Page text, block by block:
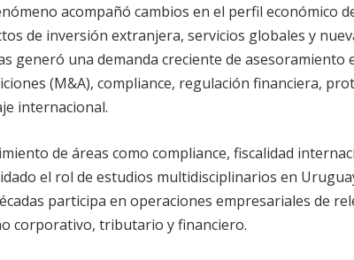
acompañó cambios en el perfil económico
de inversión extranjera, servicios globales y
generó una demanda creciente de asesoramiento
(M&A), compliance, regulación financiera,
internacional.
de áreas como compliance, fiscalidad
el rol de estudios multidisciplinarios en
participa en operaciones empresariales de
corporativo, tributario y financiero.